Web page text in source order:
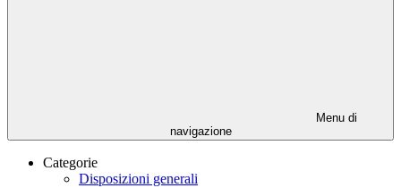
Menu di
navigazione
Categorie
Disposizioni generali